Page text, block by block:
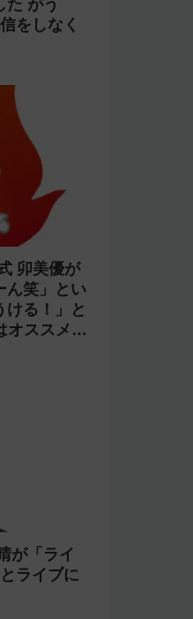
た がう
をしなく
卯美優が
ん笑」とい
ける！」と
オススメし
が「ライ
ライブに